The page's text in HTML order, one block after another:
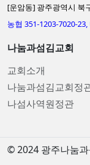
[운암동] 광주광역시 북
농협 351-1203-7020-
나눔과섬김교회
교회소개
나눔과섬김교회정
나섬사역원정관
© 2024 광주나눔